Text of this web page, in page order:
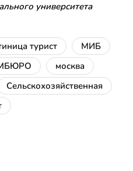
университета
турист
МИБ
москва
Сельскохозяйственная